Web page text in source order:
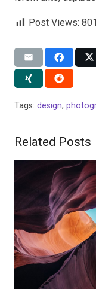
Post Views: 801
Tags: design,
Related Posts